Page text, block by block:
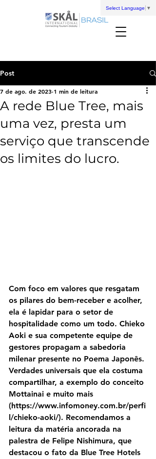
Select Language ▼
Post
A rede Blue Tree, mais
uma vez, presta um
serviço que transcende
os limites do lucro.
7 de ago. de 2023 1 min de leitura
Com foco em valores que resgatam
os pilares do bem-receber e acolher,
ela é lapidar para o setor de
hospitalidade como um todo. Chieko
Aoki e sua competente equipe de
gestores propagam a sabedoria
milenar presente no Poema Japonês.
Verdades universais que ela costuma
compartilhar, a exemplo do conceito
Mottainai e muito mais
(https://www.infomoney.com.br/perfi
l/chieko-aoki/). Recomendamos a
leitura da matéria ancorada na
palestra de Felipe Nishimura, que
destacou o fato da Blue Tree Hotels